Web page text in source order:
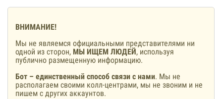
ВНИМАНИЕ!
Мы не являемся официальными представителями ни
одной из сторон, МЫ ИЩЕМ ЛЮДЕЙ, используя
публично размещенную информацию.
Бот – единственный способ связи с нами. Мы не
располагаем своими колл-центрами, мы не звоним и не
пишем с других аккаунтов.